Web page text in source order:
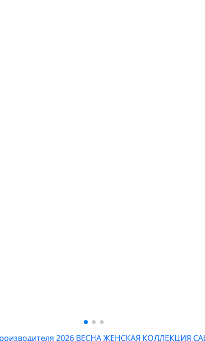
2026 ВЕСНА ЖЕНСКАЯ КОЛЛЕКЦИЯ